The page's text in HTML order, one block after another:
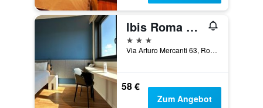
Ibis Roma Fiera
3 Sterne
Via Arturo Mercanti 63, Rom, Italien
58 €
Zum Angebot